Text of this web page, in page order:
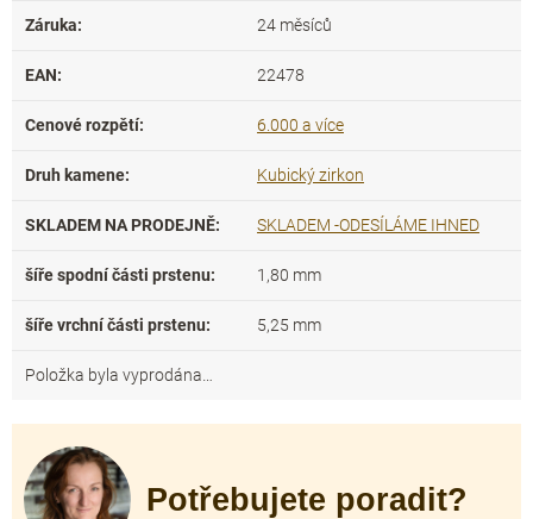
Záruka: 24 měsíců
EAN: 22478
Cenové rozpětí: 6.000 a více
Druh kamene: Kubický zirkon
SKLADEM NA PRODEJNĚ: SKLADEM -ODESÍLÁME IHNED
šíře spodní části prstenu: 1,80 mm
šíře vrchní části prstenu: 5,25 mm
Položka byla vyprodána…
Potřebujete poradit?